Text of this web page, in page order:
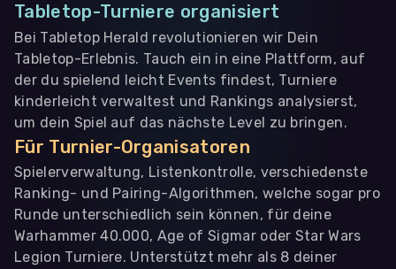
Tabletop-Turniere organisiert
Bei Tabletop Herald revolutionieren wir Dein
Tabletop-Erlebnis. Tauch ein in eine Plattform, auf
der du spielend leicht Events findest, Turniere
kinderleicht verwaltest und Rankings analysierst,
um dein Spiel auf das nächste Level zu bringen.
Für Turnier-Organisatoren
Spielerverwaltung, Listenkontrolle, verschiedenste
Ranking- und Pairing-Algorithmen, welche sogar pro
Runde unterschiedlich sein können, für deine
Warhammer 40.000, Age of Sigmar oder Star Wars
Legion Turniere. Unterstützt mehr als 8 deiner